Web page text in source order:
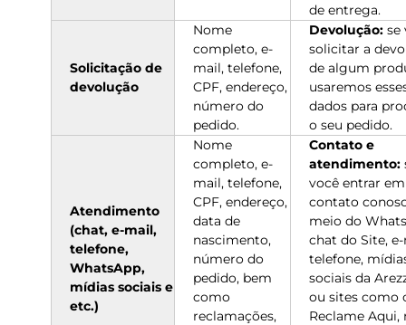
de entrega.
Solicitação de
devolução
Nome
completo, e-
mail, telefone,
CPF, endereço,
número do
pedido.
Devolução: se
solicitar a
de algum
usaremos
dados para
o seu pedido.
Atendimento
(chat, e-mail,
telefone,
WhatsApp,
mídias sociais e
etc.)
Nome
completo, e-
mail, telefone,
CPF, endereço,
data de
nascimento,
número do
pedido, bem
como
reclamações,
Contato e
atendimento:
você entrar em
contato
meio do
chat do Site,
telefone,
sociais da
ou sites como
Reclame Aqui,